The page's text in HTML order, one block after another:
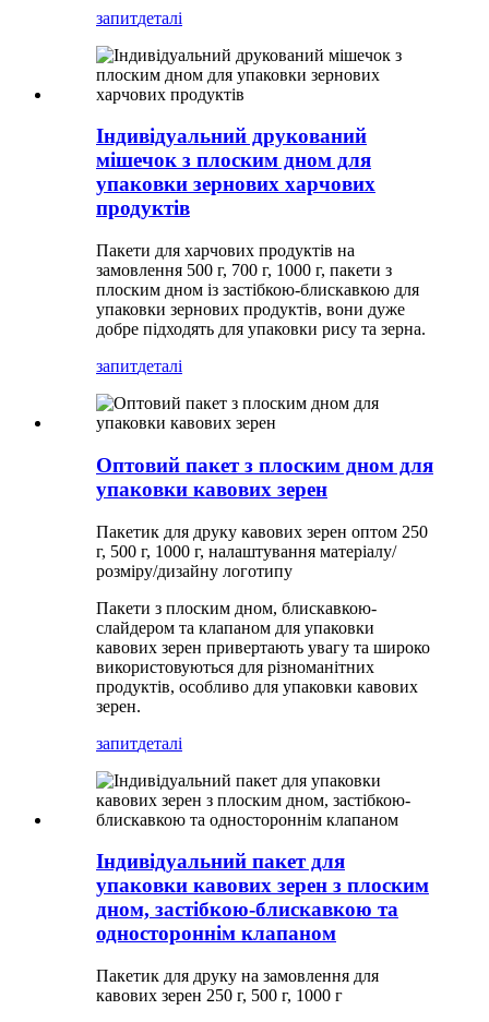
запитдеталі
Індивідуальний друкований
мішечок з плоским дном для
упаковки зернових харчових
продуктів
Пакети для харчових продуктів на
замовлення 500 г, 700 г, 1000 г, пакети з
плоским дном із застібкою-блискавкою для
упаковки зернових продуктів, вони дуже
добре підходять для упаковки рису та зерна.
запитдеталі
Оптовий пакет з плоским дном для
упаковки кавових зерен
Пакетик для друку кавових зерен оптом 250
г, 500 г, 1000 г, налаштування матеріалу/
розміру/дизайну логотипу
Пакети з плоским дном, блискавкою-
слайдером та клапаном для упаковки
кавових зерен привертають увагу та широко
використовуються для різноманітних
продуктів, особливо для упаковки кавових
зерен.
запитдеталі
Індивідуальний пакет для
упаковки кавових зерен з плоским
дном, застібкою-блискавкою та
одностороннім клапаном
Пакетик для друку на замовлення для
кавових зерен 250 г, 500 г, 1000 г